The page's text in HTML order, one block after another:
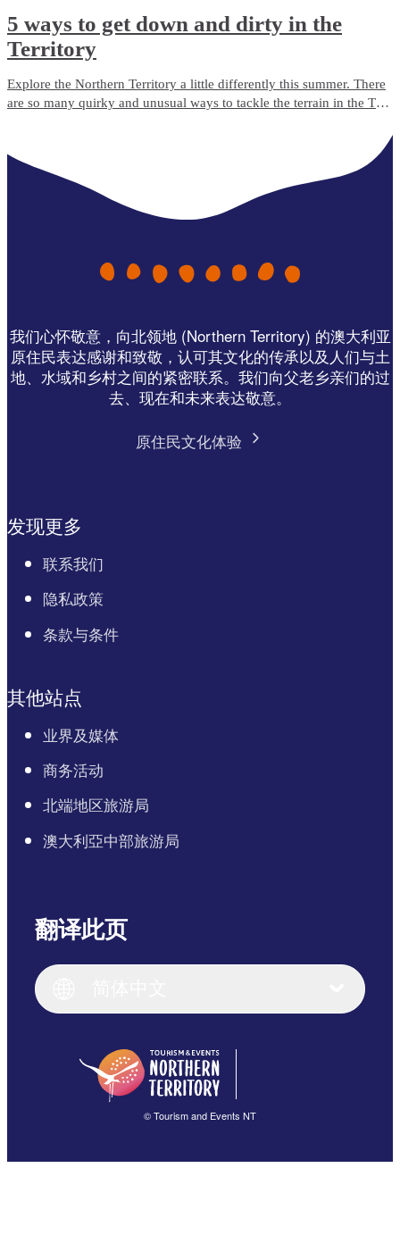
5 ways to get down and dirty in the
Territory
Explore the Northern Territory a little differently this summer. There
are so many quirky and unusual ways to tackle the terrain in the Top
我们心怀敬意，向北领地 (Northern Territory) 的澳大利亚
原住民表达感谢和致敬，认可其文化的传承以及人们与土
地、水域和乡村之间的紧密联系。我们向父老乡亲们的过
去、现在和未来表达敬意。
原住民文化体验
发现更多
联系我们
隐私政策
条款与条件
其他站点
业界及媒体
商务活动
北端地区旅游局
澳大利亞中部旅游局
翻译此页
English
English (US)
English
(Singapore)
繁體中文
© Tourism and Events NT